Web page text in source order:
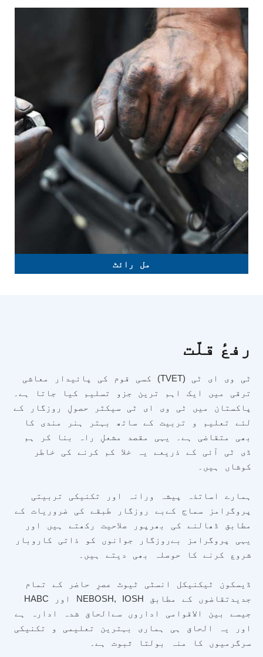
مل رائٹ
رفعٔ قلّت
ٹی وی ای ٹی (TVET) کسی قوم کی پائیدار معاشی
ترقی میں ایک اہم ترین جزو تسلیم کیا جاتا ہے۔
پاکستان میں ٹی وی ای ٹی سیکٹر حصولِ روزگار کے
لئے تعلیم و تربیت کے ساتھ بہتر ہنر مندی کا
بھی متقاضی ہے۔ یہی مقصد مشعلِ راہ بنا کر ہم
ڈی ٹی آئی کے ذریعے یہ خلا کم کرنے کی خاطر
کوشاں ہیں۔
ہمارے اساتذہ پیشہ ورانہ اور تکنیکی تربیتی
پروگرامز سماج کےبے روزگار طبقے کی ضروریات کے
مطابق ڈھالنے کی بھرپور صلاحیت رکھتے ہیں اور
یہی پروگرامز بےروزگار جوانوں کو ذاتی کاروبار
شروع کرنے کا حوصلہ بھی دیتے ہیں۔
ڈیسکون ٹیکنیکل انسٹی ٹیوٹ عصرِ حاضر کے تمام
جدیدتقاضوں کے مطابق NEBOSH, IOSH اور HABC
جیسے بین الاقوامی اداروں سےالحاق شدہ ادارہ ہے
اور یہ الحاق ہی ہماری بہترین تعلیمی و تکنیکی
سرگرمیوں کا منہ بولتا ثبوت ہے۔